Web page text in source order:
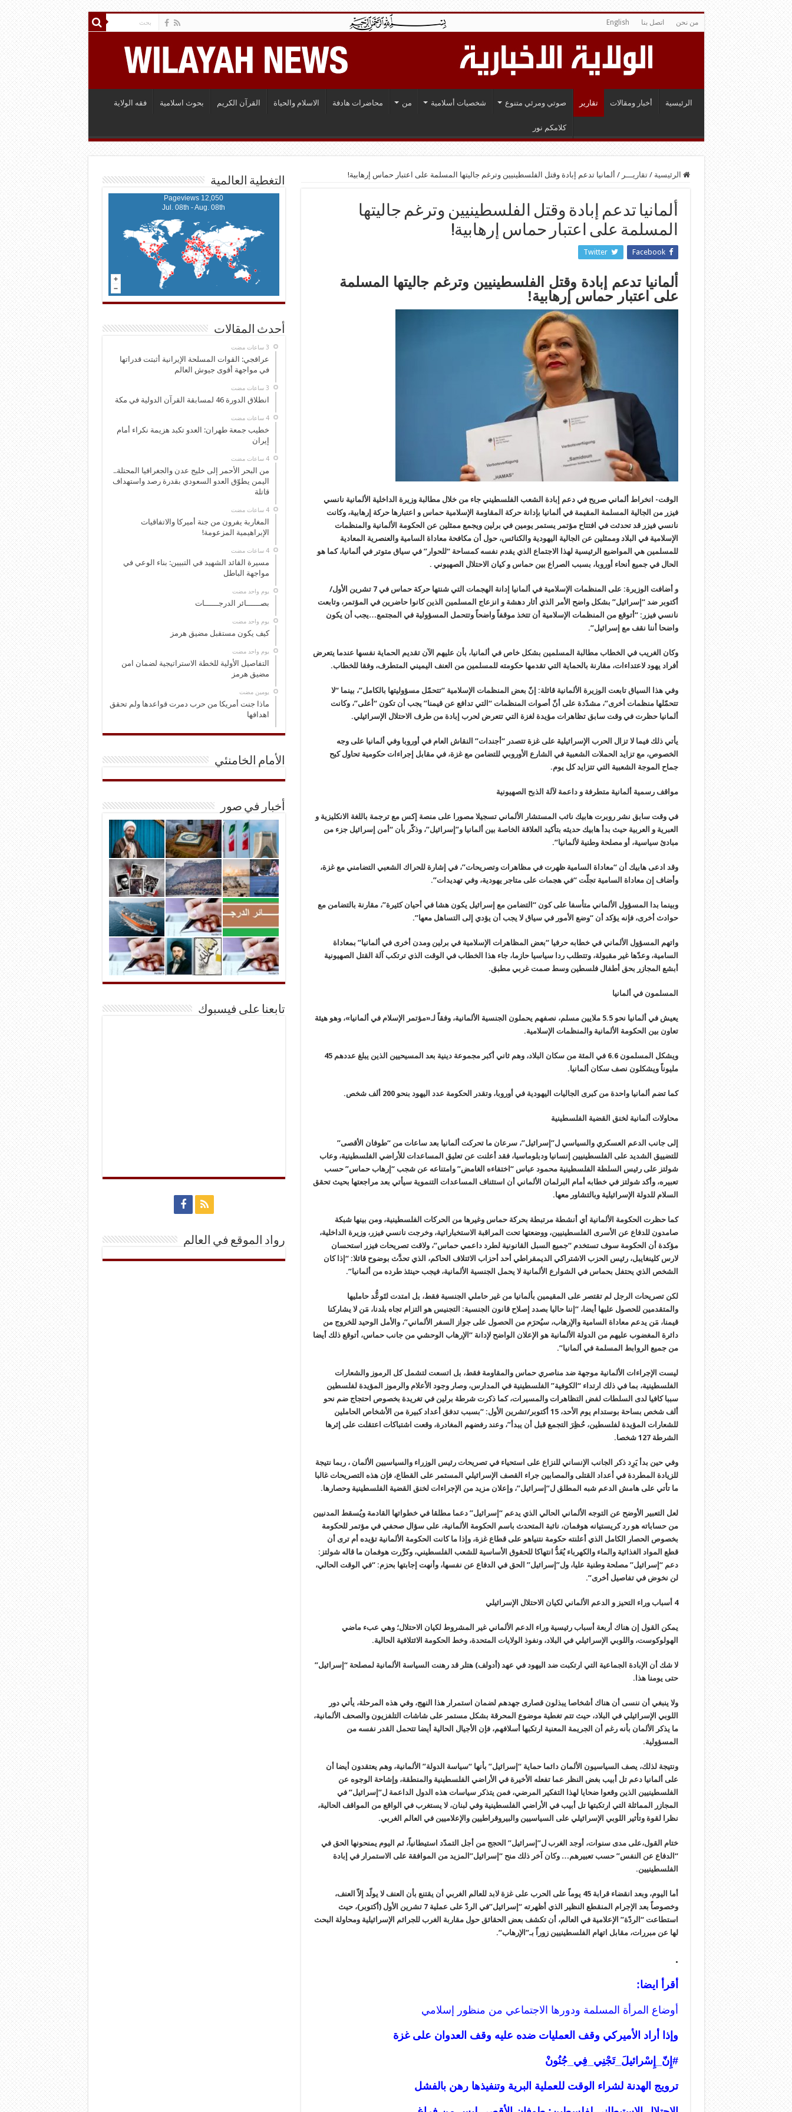
من نحن اتصل بنا English
الرئيسية أخبار ومقالات تقارير صوتي ومرئي متنوع شخصيات أسلامية من محاضرات هادفة الاسلام والحياة القرآن الكريم بحوث اسلامية فقه الولاية
كلامكم نور
الرئيسية / تقاريـــر / ألمانيا تدعم إبادة وقتل الفلسطينيين وترغم جاليتها المسلمة على اعتبار حماس إرهابية!
ألمانيا تدعم إبادة وقتل الفلسطينيين وترغم جاليتها
المسلمة على اعتبار حماس إرهابية!
Facebook
Twitter
ألمانيا تدعم إبادة وقتل الفلسطينيين وترغم جاليتها المسلمة
على اعتبار حماس إرهابية!
الوقت- انخراط ألماني صريح في دعم إبادة الشعب الفلسطيني جاء من خلال مطالبة وزيرة الداخلية الألمانية نانسي
فيزر من الجالية المسلمة المقيمة في ألمانيا بإدانة حركة المقاومة الإسلامية حماس و اعتبارها حركة إرهابية، وكانت
نانسي فيزر قد تحدثت في افتتاح مؤتمر يستمر يومين في برلين ويجمع ممثلين عن الحكومة الألمانية والمنظمات
الإسلامية في البلاد وممثلين عن الجالية اليهودية والكنائس، حول أن مكافحة معاداة السامية والعنصرية المعادية
للمسلمين هي المواضيع الرئيسية لهذا الاجتماع الذي يقدم نفسه كمساحة “للحوار” في سياق متوتر في ألمانيا، كما هو
الحال في جميع أنحاء أوروبا، بسبب الصراع بين حماس و كيان الاحتلال الصهيوني .
و أضافت الوزيرة: على المنظمات الإسلامية في ألمانيا إدانة الهجمات التي شنتها حركة حماس في 7 تشرين الأول/
أكتوبر ضد “إسرائيل” بشكل واضح الأمر الذي أثار دهشة و انزعاج المسلمين الذين كانوا حاضرين في المؤتمر، وتابعت
نانسي فيزر: “أتوقع من المنظمات الإسلامية أن تتخذ موقفاً واضحاً وتتحمل المسؤولية في المجتمع…يجب أن يكون
واضحا أننا نقف مع إسرائيل”.
وكان الغريب في الخطاب مطالبة المسلمين بشكل خاص في ألمانيا، بأن عليهم الآن تقديم الحماية نفسها عندما يتعرض
أفراد يهود لاعتداءات، مقارنة بالحماية التي تقدمها حكومته للمسلمين من العنف اليميني المتطرف، وفقا للخطاب.
وفي هذا السياق تابعت الوزيرة الألمانية قائلة: إنّ بعض المنظمات الإسلامية “تتحمّل مسؤوليتها بالكامل”، بينما “لا
تتحمّلها منظمات أخرى”، مشدّدة على أنّ أصوات المنظمات “التي تدافع عن قيمنا” يجب أن تكون “أعلى”، وكانت
ألمانيا حظرت في وقت سابق تظاهرات مؤيدة لغزة التي تتعرض لحرب إبادة من طرف الاحتلال الإسرائيلي.
يأتي ذلك فيما لا تزال الحرب الإسرائيلية على غزة تتصدر “أجندات” النقاش العام في أوروبا وفي ألمانيا على وجه
الخصوص، مع تزايد الحملات الشعبية في الشارع الأوروبي للتضامن مع غزة، في مقابل إجراءات حكومية تحاول كبح
جماح الموجة الشعبية التي تتزايد كل يوم.
مواقف رسمية ألمانية متطرفة و داعمة لآلة الذبح الصهيونية
في وقت سابق نشر روبرت هابيك نائب المستشار الألماني تسجيلا مصورا على منصة إكس مع ترجمة باللغة الانكليزية و
العبرية و العربية حيث بدأ هابيك حديثه بتأكيد العلاقة الخاصة بين ألمانيا و”إسرائيل”، وذكّر بأن “أمن إسرائيل جزء من
مبادئ سياسية، أو مصلحة وطنية لألمانيا”.
وقد ادعى هابيك أن “معاداة السامية ظهرت في مظاهرات وتصريحات”، في إشارة للحراك الشعبي التضامني مع غزة،
وأضاف إن معاداة السامية تجلّت “في هجمات على متاجر يهودية، وفي تهديدات”.
وبينما بدا المسؤول الألماني متأسفا على كون “التضامن مع إسرائيل يكون هشا في أحيان كثيرة”، مقارنة بالتضامن مع
حوادث أخرى، فإنه يؤكد أن “وضع الأمور في سياق لا يجب أن يؤدي إلى التساهل معها”.
واتهم المسؤول الألماني في خطابه حرفيا “بعض المظاهرات الإسلامية في برلين ومدن أخرى في ألمانيا” بمعاداة
السامية، وعدّها غير مقبولة، وتتطلب ردا سياسيا حازما، جاء هذا الخطاب في الوقت الذي ترتكب آلة القتل الصهيونية
أبشع المجازر بحق أطفال فلسطين وسط صمت غربي مطبق.
المسلمون في ألمانيا
يعيش في ألمانيا نحو 5.5 ملايين مسلم، نصفهم يحملون الجنسية الألمانية، وفقاً لـ«مؤتمر الإسلام في ألمانيا»، وهو هيئة
تعاون بين الحكومة الألمانية والمنظمات الإسلامية.
ويشكل المسلمون 6.6 في المئة من سكان البلاد، وهم ثاني أكبر مجموعة دينية بعد المسيحيين الذين يبلغ عددهم 45
مليوناً ويشكلون نصف سكان ألمانيا.
كما تضم ألمانيا واحدة من كبرى الجاليات اليهودية في أوروبا، وتقدر الحكومة عدد اليهود بنحو 200 ألف شخص.
محاولات ألمانية لخنق القضية الفلسطينية
إلى جانب الدعم العسكري والسياسي ل”إسرائيل”، سرعان ما تحركت ألمانيا بعد ساعات من “طوفان الأقصى”
للتضييق الشديد على الفلسطينيين إنسانيا ودبلوماسيا، فقد أعلنت عن تعليق المساعدات للأراضي الفلسطينية، وعاب
شولتز على رئيس السلطة الفلسطينية محمود عباس “اختفاءه الغامض” وامتناعه عن شجب “إرهاب حماس” حسب
تعبيره، وأكد شولتز في خطابه أمام البرلمان الألماني أن استئناف المساعدات التنموية سيأتي بعد مراجعتها بحيث تحقق
السلام للدولة الإسرائيلية وبالتشاور معها.
كما حظرت الحكومة الألمانية أي أنشطة مرتبطة بحركة حماس وغيرها من الحركات الفلسطينية، ومن بينها شبكة
صامدون للدفاع عن الأسرى الفلسطينيين، ووضعتها تحت المراقبة الاستخباراتية، وخرجت نانسي فيزر، وزيرة الداخلية،
مؤكدة أن الحكومة سوف تستخدم “جميع السبل القانونية لطرد داعمي حماس”، ولاقت تصريحات فيزر استحسان
لارس كلينغايبل، رئيس الحزب الاشتراكي الديمقراطي أحد أحزاب الائتلاف الحاكم، الذي تحدَّث بوضوح قائلا: “إذا كان
الشخص الذي يحتفل بحماس في الشوارع الألمانية لا يحمل الجنسية الألمانية، فيجب حينئذ طرده من ألمانيا”.
لكن تصريحات الرجل لم تقتصر على المقيمين بألمانيا من غير حاملي الجنسية فقط، بل امتدت لتَوعُّد حامليها
والمتقدمين للحصول عليها أيضا، “إننا حاليا بصدد إصلاح قانون الجنسية: التجنيس هو التزام تجاه بلدنا، مَن لا يشاركنا
قيمنا، مَن يدعم معاداة السامية والإرهاب، سيُحرَم من الحصول على جواز السفر الألماني”، والأمل الوحيد للخروج من
دائرة المغضوب عليهم من الدولة الألمانية هو الإعلان الواضح لإدانة “الإرهاب الوحشي من جانب حماس، أتوقع ذلك أيضا
من جميع الروابط المسلمة في ألمانيا”.
ليست الإجراءات الألمانية موجهة ضد مناصري حماس والمقاومة فقط، بل اتسعت لتشمل كل الرموز والشعارات
الفلسطينية، بما في ذلك ارتداء “الكوفية” الفلسطينية في المدارس، وصار وجود الأعلام والرموز المؤيدة لفلسطين
سببا كافيا لدى السلطات لفض التظاهرات والمسيرات، كما ذكرت شرطة برلين في تغريدة بخصوص احتجاج ضم نحو
ألف شخص بساحة بوستدام يوم الأحد، 15 أكتوبر/تشرين الأول: “بسبب تدفق أعداد كبيرة من الأشخاص الحاملين
للشعارات المؤيدة لفلسطين، حُظِرَ التجمع قبل أن يبدأ”، وعند رفضهم المغادرة، وقعت اشتباكات اعتقلت على إثرها
الشرطة 127 شخصا.
وفي حين بدأ يَرِد ذكر الجانب الإنساني للنزاع على استحياء في تصريحات رئيس الوزراء والسياسيين الألمان ، ربما نتيجة
للزيادة المطردة في أعداد القتلى والمصابين جراء القصف الإسرائيلي المستمر على القطاع، فإن هذه التصريحات غالبا
ما تأتي على هامش الدعم شبه المطلق ل”إسرائيل”، وإعلان مزيد من الإجراءات لخنق القضية الفلسطينية وحصارها.
لعل التعبير الأوضح عن التوجه الألماني الحالي الذي يدعم “إسرائيل” دعما مطلقا في خطواتها القادمة ويُسقط المدنيين
من حساباته هو رد كريستيانه هوفمان، نائبة المتحدث باسم الحكومة الألمانية، على سؤال صحفي في مؤتمر للحكومة
بخصوص الحصار الكامل الذي أعلنته حكومة نتنياهو على قطاع غزة، وإذا ما كانت الحكومة الألمانية تؤيده أم ترى أن
قطع المواد الغذائية والماء والكهرباء يُعَدُّ انتهاكا للحقوق الأساسية للشعب الفلسطيني، وكرَّرت هوفمان ما قاله شولتز:
دعم “إسرائيل” مصلحة وطنية عليا، ول”إسرائيل” الحق في الدفاع عن نفسها، وأنهت إجابتها بحزم: “في الوقت الحالي،
لن نخوض في تفاصيل أخرى”.
4 أسباب وراء التحيز و الدعم الألماني لكيان الاحتلال الإسرائيلي
يمكن القول إن هناك أربعة أسباب رئيسية وراء الدعم الألماني غير المشروط لكيان الاحتلال؛ وهي عبء ماضي
الهولوكوست، واللوبي الإسرائيلي في البلاد، ونفوذ الولايات المتحدة، وخط الحكومة الائتلافية الحالية.
لا شك أن الإبادة الجماعية التي ارتكبت ضد اليهود في عهد (أدولف) هتلر قد رهنت السياسة الألمانية لمصلحة “إسرائيل”
حتى يومنا هذا.
ولا ينبغي أن ننسى أن هناك أشخاصا يبذلون قصارى جهدهم لضمان استمرار هذا النهج، وفي هذه المرحلة، يأتي دور
اللوبي الإسرائيلي في البلاد، حيث تتم تغطية موضوع المحرقة بشكل مستمر على شاشات التلفزيون والصحف الألمانية،
ما يذكر الألمان بأنه رغم أن الجريمة المعنية ارتكبها أسلافهم، فإن الأجيال الحالية أيضا تتحمل القدر نفسه من
المسؤولية.
ونتيجة لذلك، يصف السياسيون الألمان دائما حماية “إسرائيل” بأنها “سياسة الدولة” الألمانية، وهم يعتقدون أيضا أن
على ألمانيا دعم تل أبيب بغض النظر عما تفعله الأخيرة في الأراضي الفلسطينية والمنطقة، وإشاحة الوجوه عن
الفلسطينيين الذين وقعوا ضحايا لهذا التفكير المرضي، فمن يتذكر سياسات هذه الدول الداعمة ل”إسرائيل” في
المجازر المماثلة التي ارتكبتها تل أبيب في الأراضي الفلسطينية وفي لبنان، لا يستغرب في الواقع من المواقف الحالية،
نظرا لقوة وتأثير اللوبي الإسرائيلي على السياسيين والبيروقراطيين والإعلاميين في العالم الغربي.
ختام القول،على مدى سنوات، أوجد الغرب ل”إسرائيل” الحجج من أجل التمدّد استيطانياً، ثم اليوم يمنحونها الحق في
“الدفاع عن النفس” حسب تعبيرهم… وكان آخر ذلك منح “إسرائيل”المزيد من الموافقة على الاستمرار في إبادة
الفلسطينيين.
أما اليوم، وبعد انقضاء قرابة 45 يوماً على الحرب على غزة لابد للعالم الغربي أن يقتنع بأن العنف لا يولّد إلاّ العنف،
وخصوصاً بعد الإجرام المنقطع النظير الذي أظهرته “إسرائيل”في الردّ على عملية 7 تشرين الأول (أكتوبر)، حيث
استطاعت “الردّة” الإعلامية في العالم، أن تكشف بعض الحقائق حول مقاربة الغرب للجرائم الإسرائيلية ومحاولة البحث
لها عن مبررات، مقابل اتهام الفلسطينيين زوراً بـ”الإرهاب”.
.
أقرأ ايضا:
أوضاع المرأة المسلمة ودورها الاجتماعي من منظور إسلامي
وإذا أراد الأميركي وقف العمليات ضده عليه وقف العدوان على غزة
#إِنّ_إِسْرائيلَ_تَجْنِي_فِي_جُنُونْ
ترويج الهدنة لشراء الوقت للعملية البرية وتنفيذها رهن بالفشل
التغطية العالمية
12,050 Pageviews
Jul. 08th - Aug. 08th
أحدث المقالات
عراقجي: القوات المسلحة الإيرانية أثبتت قدراتها
في مواجهة أقوى جيوش العالم
انطلاق الدورة 46 لمسابقة القرآن الدولية في مكة
‏4 ساعات مضت
خطيب جمعة طهران: العدو تكبد هزيمة نكراء أمام
إيران
‏4 ساعات مضت
من البحر الأحمر إلى خليج عدن والجغرافيا المحتلة..
اليمن يطوّق العدو السعودي بقدرة رصد واستهداف
قاتلة
‏4 ساعات مضت
المغاربة يفرون من جنة أميركا والاتفاقيات
الإبراهيمية المزعومة!
‏4 ساعات مضت
مسيرة القائد الشهيد في التبيين: بناء الوعي في
مواجهة الباطل
‏يوم واحد مضت
بصــــــائر الدرجــــــات
‏يوم واحد مضت
كيف يكون مستقبل مضيق هرمز
‏يوم واحد مضت
التفاصيل الأولية للخطة الاستراتيجية لضمان امن
مضيق هرمز
‏يومين مضت
ماذا جنت أمريكا من حرب دمرت قواعدها ولم تحقق
اهدافها
الأمام الخامنئي
أخبار في صور
تابعنا على فيسبوك
رواد الموقع في العالم